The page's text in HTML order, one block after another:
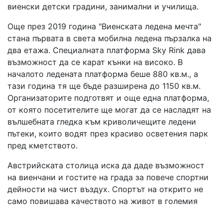
виенски детски градини, занимални и училища.
Още през 2019 година "Виенската ледена мечта"
стана първата в света мобилна ледена пързалка на
два етажа. Специалната платформа Sky Rink дава
възможност да се карат кънки на високо. В
началото ледената платформа беше 880 кв.м., а
тази година тя ще бъде разширена до 1150 кв.м.
Организаторите подготвят и още една платформа,
от която посетителите ще могат да се насладят на
вълшебната гледка към криволичещите ледени
пътеки, които водят през красиво осветения парк
пред кметството.
Австрийската столица иска да даде възможност
на виенчани и гостите на града за повече спортни
дейности на чист въздух. Спортът на открито не
само повишава качеството на живот в големия